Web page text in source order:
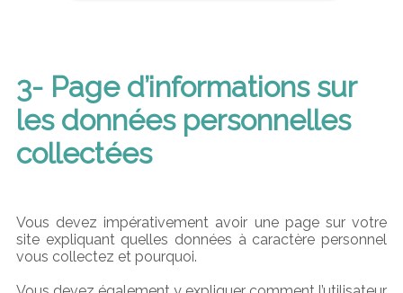
3- Page d’informations sur
les données personnelles
collectées
Vous devez impérativement avoir une page sur votre
site expliquant quelles données à caractère personnel
vous collectez et pourquoi.